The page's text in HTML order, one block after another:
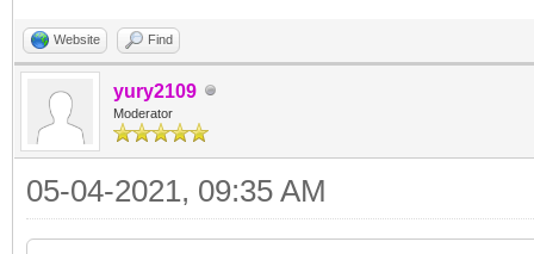
Website Find
yury2109
Moderator
05-04-2021, 09:35 AM